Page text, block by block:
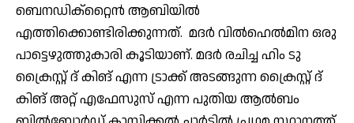
ബെനഡിക്‌റ്റൈന്‍ ആബിയില്‍
എത്തിക്കൊണ്ടിരിക്കുന്നത്. മദര്‍ വില്‍ഹെല്‍മിന ഒരു
പാട്ടെഴുത്തുകാരി കൂടിയാണ്. മദര്‍ രചിച്ച ഹിം ടു
ക്രൈസ്റ്റ് ദ് കിങ് എന്ന ട്രാക്ക് അടങ്ങുന്ന ക്രൈസ്റ്റ് ദ്
കിങ് അറ്റ് എഫേസുസ് എന്ന പുതിയ ആല്‍ബം